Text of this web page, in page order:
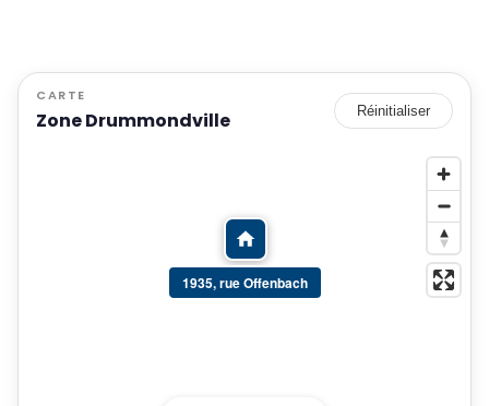
CARTE
Zone Drummondville Réinitialiser
1935, rue Offenbach